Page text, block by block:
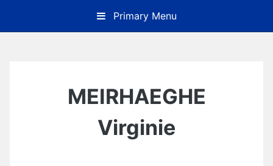
content
Primary Menu
MEIRHAEGHE
Virginie